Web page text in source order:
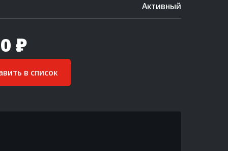
Активный
₽
в список